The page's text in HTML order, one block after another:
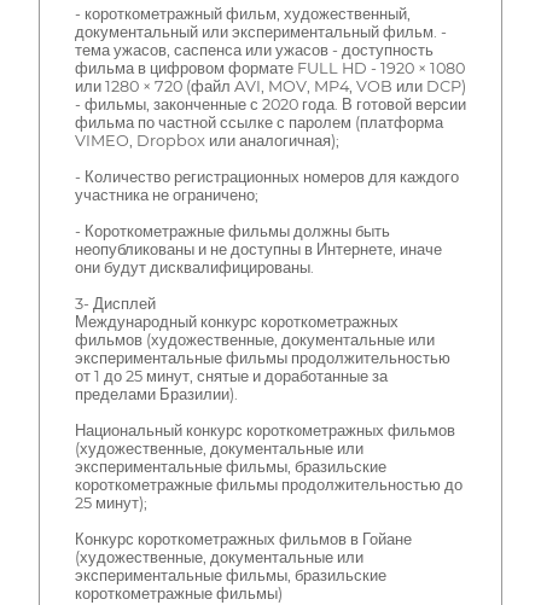
- короткометражный фильм, художественный,
документальный или экспериментальный фильм. -
тема ужасов, саспенса или ужасов - доступность
фильма в цифровом формате FULL HD - 1920 × 1080
или 1280 × 720 (файл AVI, MOV, MP4, VOB или DCP)
- фильмы, законченные с 2020 года. В готовой версии
фильма по частной ссылке с паролем (платформа
VIMEO, Dropbox или аналогичная);
- Количество регистрационных номеров для каждого
участника не ограничено;
- Короткометражные фильмы должны быть
неопубликованы и не доступны в Интернете, иначе
они будут дисквалифицированы.
3- Дисплей
Международный конкурс короткометражных
фильмов (художественные, документальные или
экспериментальные фильмы продолжительностью
от 1 до 25 минут, снятые и доработанные за
пределами Бразилии).
Национальный конкурс короткометражных фильмов
(художественные, документальные или
экспериментальные фильмы, бразильские
короткометражные фильмы продолжительностью до
25 минут);
Конкурс короткометражных фильмов в Гойане
(художественные, документальные или
экспериментальные фильмы, бразильские
короткометражные фильмы)